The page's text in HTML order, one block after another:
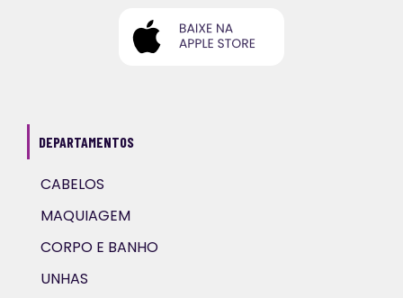
DEPARTAMENTOS
CABELOS
MAQUIAGEM
CORPO E BANHO
UNHAS